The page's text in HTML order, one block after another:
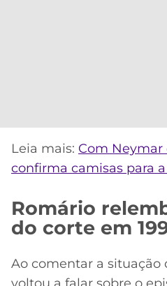
Leia mais: Com Neymar
confirma camisas para
Romário
do corte em
Ao comentar a situação